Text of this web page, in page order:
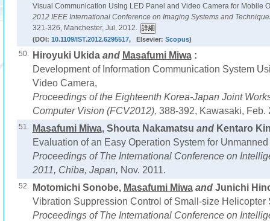
Visual Communication Using LED Panel and Video Camera for Mobile
2012 IEEE International Conference on Imaging Systems and
321-326, Manchester, Jul. 2012.
(DOI: 10.1109/IST.2012.6295517, Elsevier: Scopus)
50. Hiroyuki Ukidaand Masafumi Miwa:
Development of Information Communication System
Video Camera,
Proceedings of the Eighteenth Korea-Japan Joint
Computer Vision (FCV2012), 388-392, Kawasaki, Feb.
51. Masafumi Miwa, Shouta Nakamatsu and Kentaro
Evaluation of an Easy Operation System for
Proceedings of The International Conference on
2011, Chiba, Japan, Nov. 2011.
52. Motomichi Sonobe, Masafumi Miwaand Junichi
Vibration Suppression Control of Small-size Helicopter
Proceedings of The International Conference on